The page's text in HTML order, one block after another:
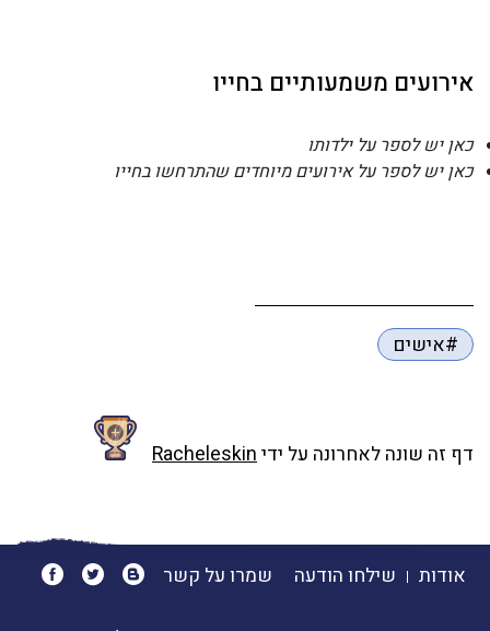
אירועים משמעותיים בחייו
כאן יש לספר על ילדותו
כאן יש לספר על אירועים מיוחדים שהתרחשו בחייו
#אישים
דף זה שונה לאחרונה על ידיRacheleskin
אודות שילחו הודעה שמרו על קשר